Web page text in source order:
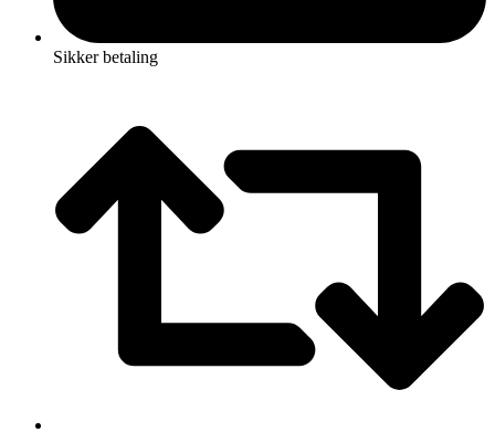
Sikker betaling